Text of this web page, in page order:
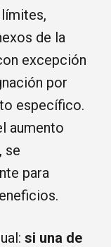
de la
excepción
por
específico.
aumento
se
para
si una de